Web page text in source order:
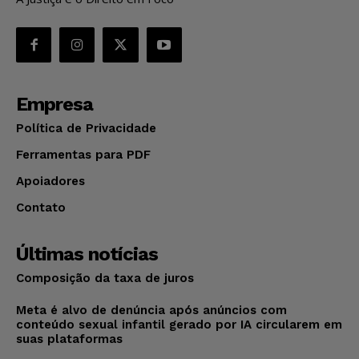
Empresa
Política de Privacidade
Ferramentas para PDF
Apoiadores
Contato
Últimas notícias
Composição da taxa de juros
Meta é alvo de denúncia após anúncios com
conteúdo sexual infantil gerado por IA circularem em
suas plataformas